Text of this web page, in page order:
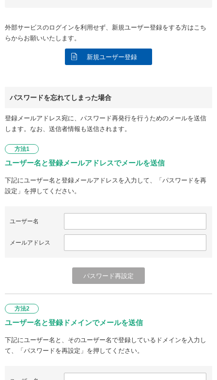
外部サービスのログインを利用せず、新規ユーザー登録をする方はこち
らからお願いいたします。
新規ユーザー登録
パスワードを忘れてしまった場合
登録メールアドレス宛に、パスワード再発行を行うためのメールを送信
します。なお、送信者情報も送信されます。
方法1
ユーザー名と登録メールアドレスでメールを送信
下記にユーザー名と登録メールアドレスを入力して、「パスワードを再
設定」を押してください。
ユーザー名
メールアドレス
方法2
ユーザー名と登録ドメインでメールを送信
下記にユーザー名と、そのユーザー名で登録しているドメインを入力し
て、「パスワードを再設定」を押してください。